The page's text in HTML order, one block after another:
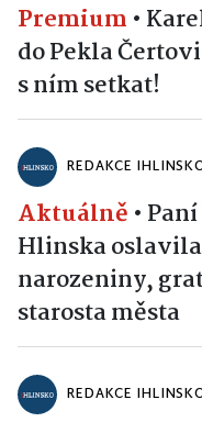
Premium •
do Pekla
s ním setkat!
REDAKCE
Aktuálně •
Hlinska
narozeniny,
starosta města
REDAKCE